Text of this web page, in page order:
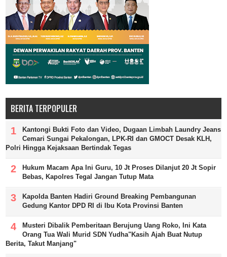
BERITA TERPOPULER
Kantongi Bukti Foto dan Video, Dugaan Limbah Laundry Jeans
Cemari Sungai Pekalongan, LPK-RI dan GMOCT Desak KLH,
Polri Hingga Kejaksaan Bertindak Tegas
Hukum Macam Apa Ini Guru, 10 Jt Proses Dilanjut 20 Jt Sopir
Bebas, Kapolres Tegal Jangan Tutup Mata
Kapolda Banten Hadiri Ground Breaking Pembangunan
Gedung Kantor DPD RI di Ibu Kota Provinsi Banten
Musteri Dibalik Pemberitaan Berujung Uang Roko, Ini Kata
Orang Tua Wali Murid SDN Yudha"Kasih Ajah Buat Nutup
Berita, Takut Manjang"